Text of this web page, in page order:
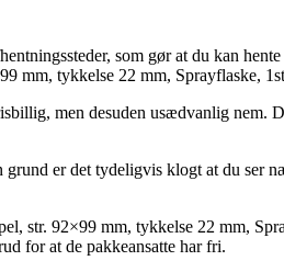
som gør at du kan
mm, tykkelse 22 mm, Sprayflaske,
men desuden usædvanlig nem.
er det tydeligvis klogt at du ser
str. 92×99 mm, tykkelse 22 mm,
for at de pakkeansatte har fri.